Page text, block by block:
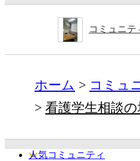
コミュニテ
ホーム コミュ
看護学生相談
人気コミュニティ